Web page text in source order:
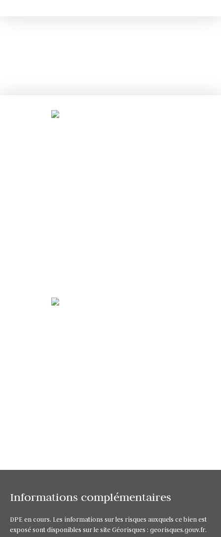
Informations complémentaires
DPE en cours. Les informations sur les risques auxquels ce bien est
exposé sont disponibles sur le site Géorisques : georisques.gouv.fr.